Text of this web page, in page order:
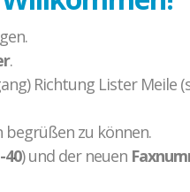
.
Richtung Lister Meile
begrüßen zu können.
40) und der neuen